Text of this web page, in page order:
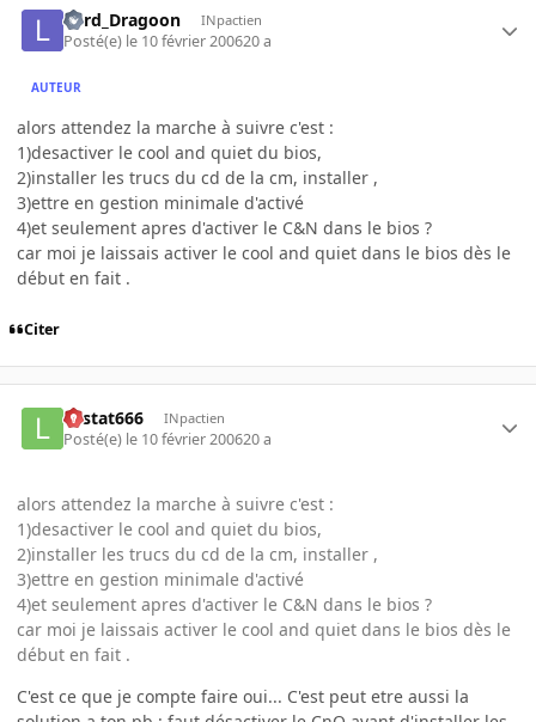
Lord_Dragoon INpactien
Posté(e) le 10 février 200620 a
AUTEUR
alors attendez la marche à suivre c'est :
1)desactiver le cool and quiet du bios,
2)installer les trucs du cd de la cm, installer ,
3)ettre en gestion minimale d'activé
4)et seulement apres d'activer le C&N dans le bios ?
car moi je laissais activer le cool and quiet dans le bios dès le
début en fait .
Citer
Lestat666 INpactien
Posté(e) le 10 février 200620 a
alors attendez la marche à suivre c'est :
1)desactiver le cool and quiet du bios,
2)installer les trucs du cd de la cm, installer ,
3)ettre en gestion minimale d'activé
4)et seulement apres d'activer le C&N dans le bios ?
car moi je laissais activer le cool and quiet dans le bios dès le
début en fait .
C'est ce que je compte faire oui... C'est peut etre aussi la